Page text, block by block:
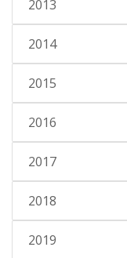
2013
2014
2015
2016
2017
2018
2019